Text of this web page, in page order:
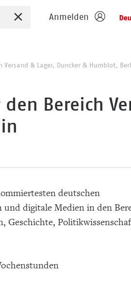
Sucheingabe zurücksetzen
Anmelden
& Lager, Duncker & Humblot,
Bereich
deutschen
digitale Medien in den
Geschichte,